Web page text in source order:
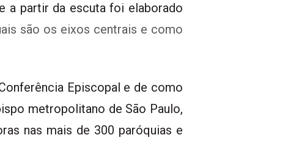
a partir da escuta foi elaborado
são os eixos centrais e como
Episcopal e de como
metropolitano de São Paulo,
nas mais de 300 paróquias e